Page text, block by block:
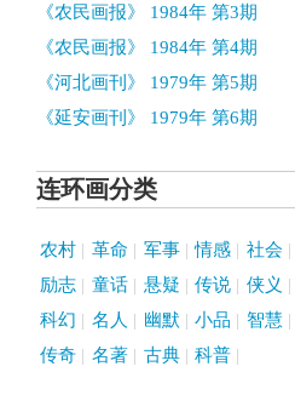
《农民画报》 1984年 第3期
《农民画报》 1984年 第4期
《河北画刊》 1979年 第5期
《延安画刊》 1979年 第6期
连环画分类
农村 革命 军事 情感
社会
励志
童话 悬疑 传说
侠义
科幻
名人 幽默 小品
智慧
传奇
名著 古典 科普